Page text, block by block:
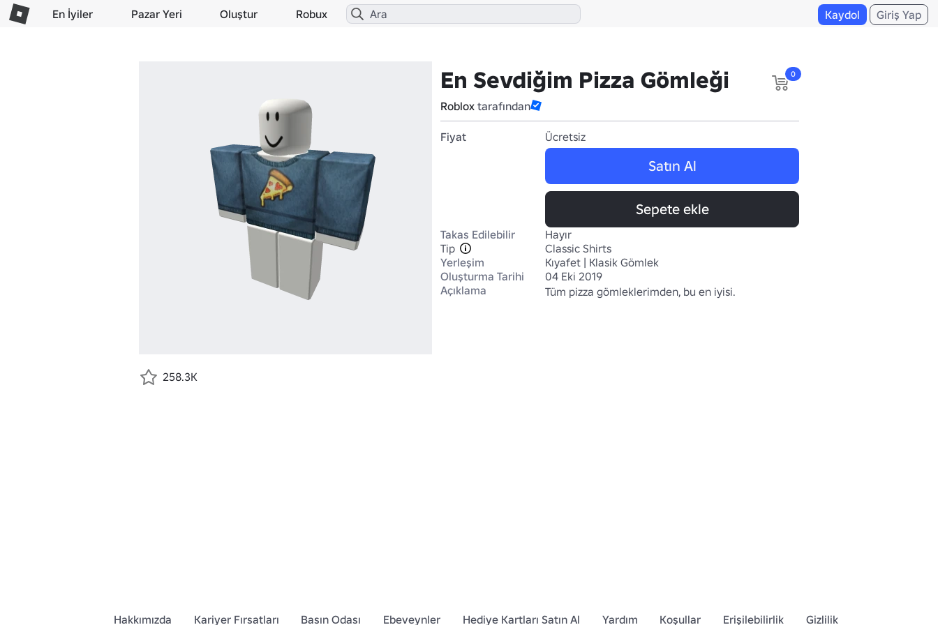
En İyiler Pazar Yeri Oluştur Robux Kaydol Giriş Yap
En Sevdiğim Pizza Gömleği
Roblox tarafından
0
Fiyat Ücretsiz
Satın Al
Sepete ekle
Takas Edilebilir
Hayır
Tip
Classic Shirts
Yerleşim
Kıyafet | Klasik Gömlek
Oluşturma Tarihi
04 Eki 2019
Açıklama
Tüm pizza gömleklerimden, bu en iyisi.
258.3K
Hakkımızda Kariyer Fırsatları Basın Odası Ebeveynler Hediye Kartları Satın Al Yardım Koşullar Erişilebilirlik Gizlilik